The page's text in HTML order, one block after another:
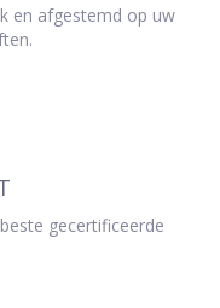
en afgestemd op uw
gecertificeerde